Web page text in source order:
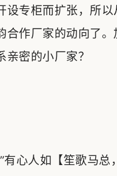
设专柜而扩张，所
合作厂家的动向了
密的小厂家？
有心人如【笙歌马